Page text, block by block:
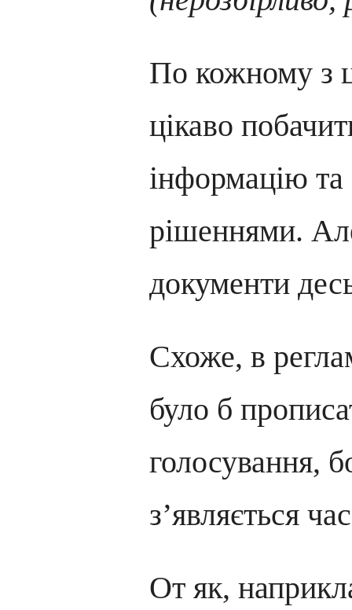
По кожному з
цікаво
інформацію
рішеннями.
документи
Схоже, в
було б
голосування,
з’являється
От як,